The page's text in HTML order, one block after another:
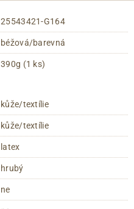
25543421-G164
béžová/barevná
390g (1 ks)
kůže/textílie
kůže/textílie
latex
hrubý
ne